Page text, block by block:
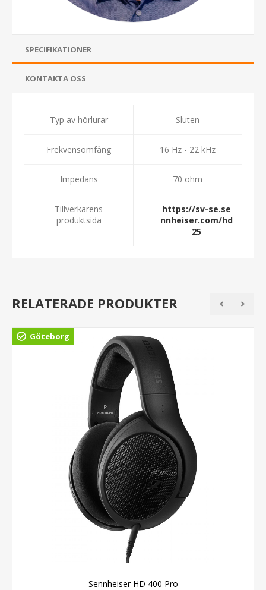
SPECIFIKATIONER
KONTAKTA OSS
Typ av hörlurar Sluten
Frekvensomfång 16 Hz - 22 kHz
Impedans 70 ohm
Tillverkarens
produktsida
https://sv-se.se
nnheiser.com/hd
25
RELATERADE PRODUKTER
Göteborg
Sennheiser HD 400 Pro